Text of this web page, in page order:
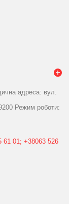
адреса: вул.
Режим роботи:
61 01; +38063 526